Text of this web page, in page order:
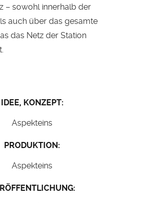
– sowohl innerhalb der
auch über das gesamte
das Netz der Station
IDEE, KONZEPT:
Aspekteins
PRODUKTION:
Aspekteins